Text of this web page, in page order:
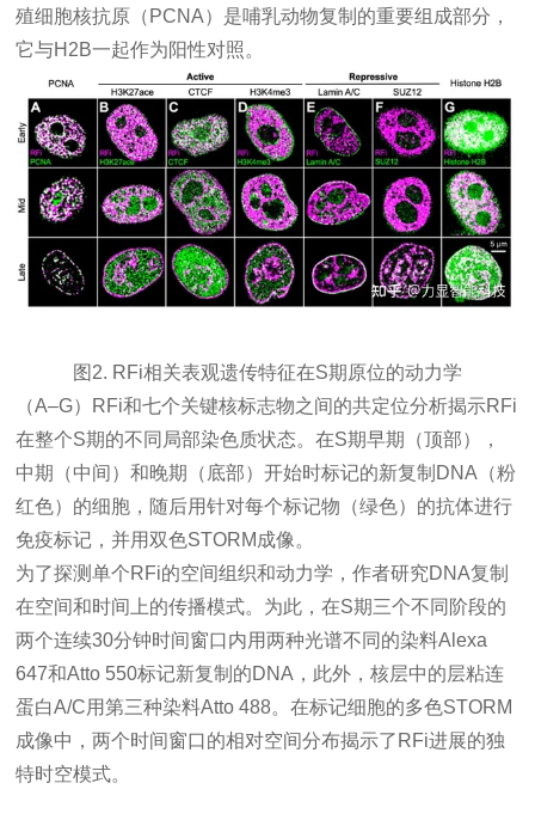
殖细胞核抗原 （PCNA）是哺乳动物复制的重要组成部分，
它与H2B一起作为阳性对照 。
图2. RFi相关表观遗传特征在S期原位的动力学
（A–G）RFi和七个关键核标志物之间的共定位分析揭示RFi
在整个S期的不同局部染色质状态。在S期早期（顶部），
中期（中间）和晚期（底部）开始时标记的新复制DNA（粉
红色）的细胞，随后用针对每个标记物（绿色）的抗体进行
免疫标记 ，并用双色STORM成像。
为了探测单个RFi的空间组织和动力学，作者研究DNA复制
在空间和时间上的传播模式。为此，在S期三个不同阶段的
两个连续30分钟时间窗口内用两种光谱不同的染料Alexa
647和Atto 550标记新复制的DNA，此外，核层中的层粘连
蛋白A/C用第三种染料Atto 488。在标记细胞的多色STORM
成像中，两个时间窗口的相对空间分布揭示了RFi进展的独
特时空模式。